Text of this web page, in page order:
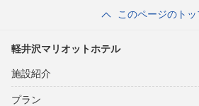
このページのト
軽井沢マリオットホテル
施設紹介
プラン